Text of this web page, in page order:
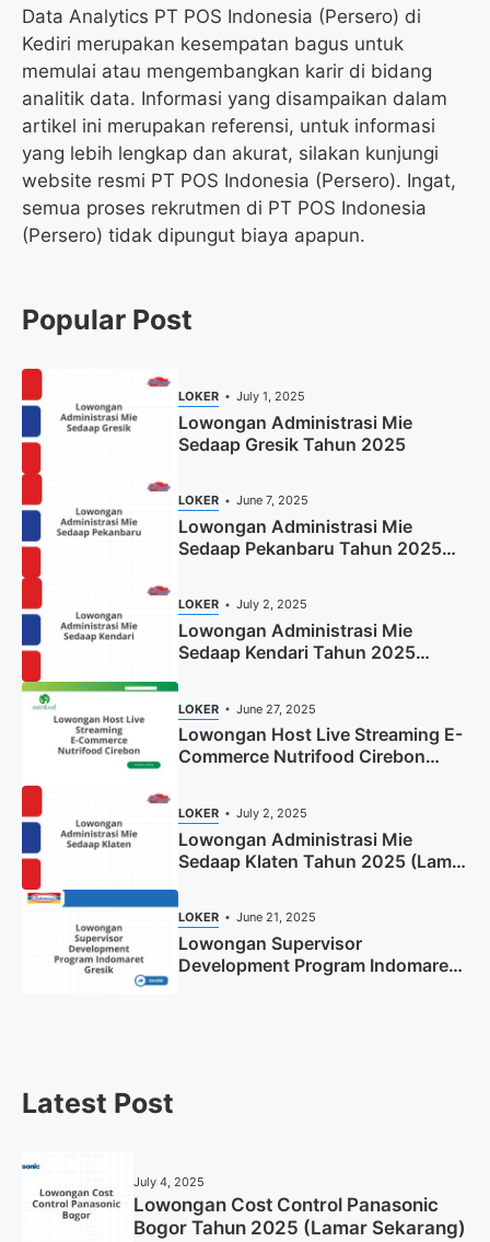
Data Analytics PT POS Indonesia (Persero) di
Kediri merupakan kesempatan bagus untuk
memulai atau mengembangkan karir di bidang
analitik data. Informasi yang disampaikan dalam
artikel ini merupakan referensi, untuk informasi
yang lebih lengkap dan akurat, silakan kunjungi
website resmi PT POS Indonesia (Persero). Ingat,
semua proses rekrutmen di PT POS Indonesia
(Persero) tidak dipungut biaya apapun.
Popular Post
LOKER July 1, 2025
Lowongan Administrasi Mie
Sedaap Gresik Tahun 2025
LOKER June 7, 2025
Lowongan Administrasi Mie
Sedaap Pekanbaru Tahun 2025
LOKER July 2, 2025
Lowongan Administrasi Mie
Sedaap Kendari Tahun 2025
LOKER June 27, 2025
Lowongan Host Live Streaming E-
Commerce Nutrifood Cirebon
LOKER July 2, 2025
Lowongan Administrasi Mie
Sedaap Klaten Tahun 2025 (Lamar
LOKER June 21, 2025
Lowongan Supervisor
Development Program Indomaret
Latest Post
July 4, 2025
Lowongan Cost Control Panasonic
Bogor Tahun 2025 (Lamar Sekarang)